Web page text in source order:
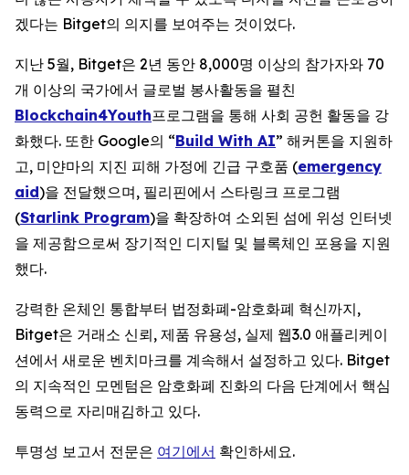
겠다는 Bitget의 의지를 보여주는 것이었다.
지난 5월, Bitget은 2년 동안 8,000명 이상의 참가자와 70
개 이상의 국가에서 글로벌 봉사활동을 펼친
Blockchain4Youth프로그램을 통해 사회 공헌 활동을 강
화했다. 또한 Google의 “Build With AI” 해커톤을 지원하
고, 미얀마의 지진 피해 가정에 긴급 구호품 (emergency
aid)을 전달했으며, 필리핀에서 스타링크 프로그램
(Starlink Program)을 확장하여 소외된 섬에 위성 인터넷
을 제공함으로써 장기적인 디지털 및 블록체인 포용을 지원
했다.
강력한 온체인 통합부터 법정화폐-암호화폐 혁신까지,
Bitget은 거래소 신뢰, 제품 유용성, 실제 웹3.0 애플리케이
션에서 새로운 벤치마크를 계속해서 설정하고 있다. Bitget
의 지속적인 모멘텀은 암호화폐 진화의 다음 단계에서 핵심
동력으로 자리매김하고 있다.
투명성 보고서 전문은 여기에서 확인하세요.